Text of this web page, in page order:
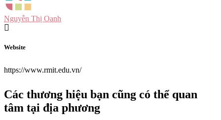
Nguyễn Thị Oanh
Website
https://www.rmit.edu.vn/
Các thương hiệu bạn cũng có thể quan
tâm tại địa phương